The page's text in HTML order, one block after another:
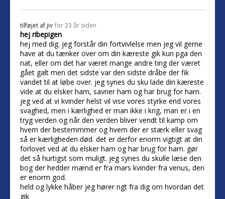
tilføjet af jiv for 23 år siden
hej ribepigen
hej med dig. jeg forstår din fortvivlelse men jeg vil gerne
have at du tænker over om din kæreste gik kun pga den
nat, eller om det har været mange andre ting der været
gået galt men det sidste var den sidste dråbe der fik
vandet til at løbe over. jeg synes du sku lade din kæreste
vide at du elsker ham, savner ham og har brug for ham.
jeg ved at vi kvinder helst vil vise vores styrke end vores
svaghed, men i kærlighed er man ikke i krig, man er i en
tryg verden og når den verden bliver vendt til kamp om
hvem der bestemmmer og hvem der er stærk eller svag
så er kærligheden død. det er derfor enorm vigtigt at din
forlovet ved at du elsker ham og har brug for ham. gør
det så hurtigst som muligt. jeg synes du skulle læse den
bog der hedder mænd er fra mars kvinder fra venus, den
er enorm god.
held og lykke håber jeg hører ngt fra dig om hvordan det
gik